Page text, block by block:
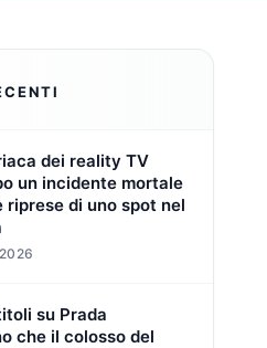
dei reality TV
un incidente mortale
riprese di uno spot nel
su Prada
che il colosso del